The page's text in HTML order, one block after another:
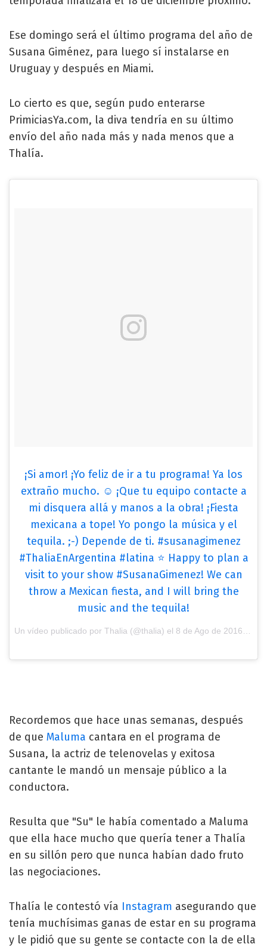
Ese domingo será el último programa del año de
Susana Giménez, para luego sí instalarse en
Uruguay y después en Miami.
Lo cierto es que, según pudo enterarse
PrimiciasYa.com, la diva tendría en su último
envío del año nada más y nada menos que a
Thalía.
¡Si amor! ¡Yo feliz de ir a tu programa! Ya los
extraño mucho. ☺️ ¡Que tu equipo contacte a
mi disquera allá y manos a la obra! ¡Fiesta
mexicana a tope! Yo pongo la música y el
tequila. ;-) Depende de ti. #susanagimenez
#ThaliaEnArgentina #latina ⭐️ Happy to plan a
visit to your show #SusanaGimenez! We can
throw a Mexican fiesta, and I will bring the
music and the tequila!
Un vídeo publicado por Thalia (@thalia) el 8 de Ago de 2016 a la(s) 7:46 PDT
Recordemos que hace unas semanas, después
de que Maluma cantara en el programa de
Susana, la actriz de telenovelas y exitosa
cantante le mandó un mensaje público a la
conductora.
Resulta que "Su" le había comentado a Maluma
que ella hace mucho que quería tener a Thalía
en su sillón pero que nunca habían dado fruto
las negociaciones.
Thalía le contestó vía Instagram asegurando que
tenía muchísimas ganas de estar en su programa
y le pidió que su gente se contacte con la de ella